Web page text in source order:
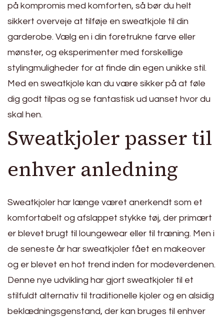
på kompromis med komforten, så bør du helt
sikkert overveje at tilføje en sweatkjole til din
garderobe. Vælg en i din foretrukne farve eller
mønster, og eksperimenter med forskellige
stylingmuligheder for at finde din egen unikke stil.
Med en sweatkjole kan du være sikker på at føle
dig godt tilpas og se fantastisk ud uanset hvor du
skal hen.
Sweatkjoler passer til
enhver anledning
Sweatkjoler har længe været anerkendt som et
komfortabelt og afslappet stykke tøj, der primært
er blevet brugt til loungewear eller til træning. Men i
de seneste år har sweatkjoler fået en makeover
og er blevet en hot trend inden for modeverdenen.
Denne nye udvikling har gjort sweatkjoler til et
stilfuldt alternativ til traditionelle kjoler og en alsidig
beklædningsgenstand, der kan bruges til enhver